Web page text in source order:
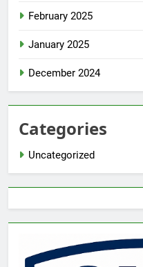
February 2025
January 2025
December 2024
Categories
Uncategorized